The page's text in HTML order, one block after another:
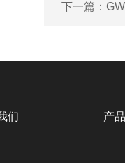
下一篇：
们 产